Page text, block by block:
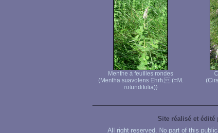
Menthe à feuilles rondes
(Mentha suavolens Ehrh. (=M.
rotundifolia))
Site réalisé et édité
All right reserved. No part of this